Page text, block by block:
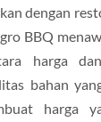
dengan
BBQ
harga
bahan
harga